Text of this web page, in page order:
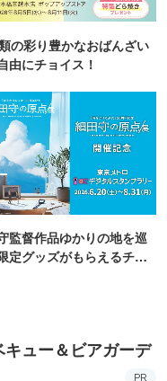
の彩り豊かなおばんざい
由にチョイス！
監督作品ゆかりの地を巡
定グッズがもらえるチャ
ュー＆ビアガーデ
PR